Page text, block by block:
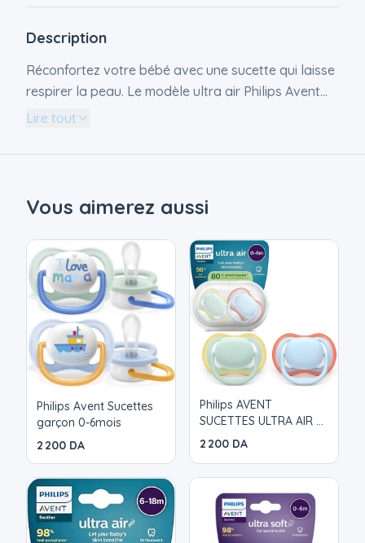
Description
Réconfortez votre bébé avec une sucette qui laisse
respirer la peau. Le modèle ultra air Philips Avent
est doté de trous extra-larges qui maintiennent la
optimiser la circulation de l'air. Différents coloris et
respirer Texture idéal pour une sensation de confort
Respecte la forme naturelle du palais, des dents et
des gencives Stérilisation et rangement dans un
même boitier
Lire tout
Vous aimerez aussi
Philips Avent Sucettes
garçon 0-6mois
2 200 DA
Philips AVENT
SUCETTES ULTRA AIR 0-
6 MOIS
2 200 DA